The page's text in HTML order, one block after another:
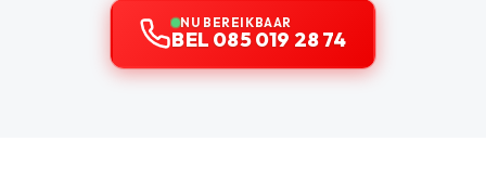
NU BEREIKBAAR
BEL 085 019 28 74